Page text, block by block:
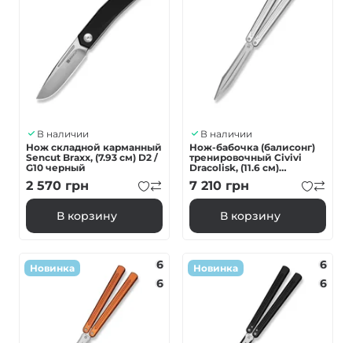
В наличии
Нож складной карманный
Sencut Braxx, (7.93 см) D2 /
G10 черный
2 570 грн
В корзину
В наличии
Нож-бабочка (балисонг)
тренировочный Civivi
Dracolisk, (11.6 см)
9Cr18MoV / Алюминий
серебряный
7 210 грн
В корзину
Новинка
6
6
Новинка
6
6